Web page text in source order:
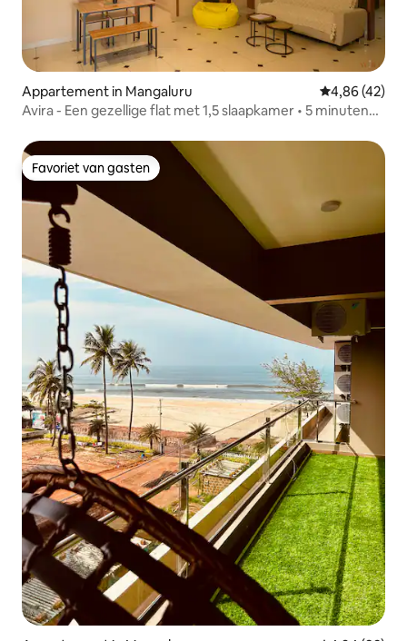
Appartement in Mangaluru Gemiddelde
4,86 (42)
Avira - Een gezellige flat met 1,5 slaapkamer • 5 minuten
Favoriet van gasten
Favoriet van gasten